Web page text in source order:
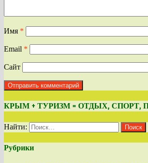
Имя *
Email *
Сайт
КРЫМ + ТУРИЗМ = ОТДЫХ, СПОРТ,
Найти:
Рубрики